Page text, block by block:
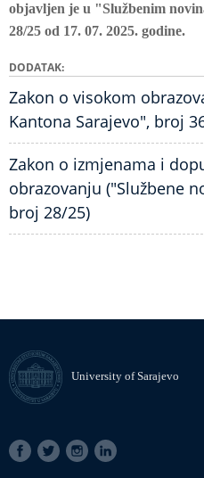
objavljen je u "Službenim
28/25 od 17. 07. 2025. godine.
DODATAK
Zakon o visokom
Kantona Sarajevo", broj
Zakon o izmjenama i
obrazovanju ("Službene
broj 28/25)
University of Sarajevo
SOCIAL
LINKS